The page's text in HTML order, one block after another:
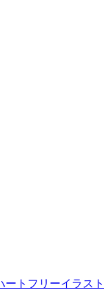
ート フリーイラスト